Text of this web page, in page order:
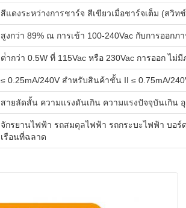
สีแดงระหว่างการชาร์จ สีเขียวเมื่อชาร์จเต็ม (สวิท
สูงกว่า 89% ณ การเข้า 100-240Vac กับการออกภา
ต่ํากว่า 0.5W ที่ 115Vac หรือ 230Vac การออก ไม่มี
≤ 0.25mA/240V สําหรับสินค้าชั้น II ≤ 0.75mA/
สายลัดสั้น ความแรงดันเกิน ความแรงปัจจุบันเกิน
จักรยานไฟฟ้า รถสมดุลไฟฟ้า รถกระบะไฟฟ้า บอร์
เรือนที่ฉลาด